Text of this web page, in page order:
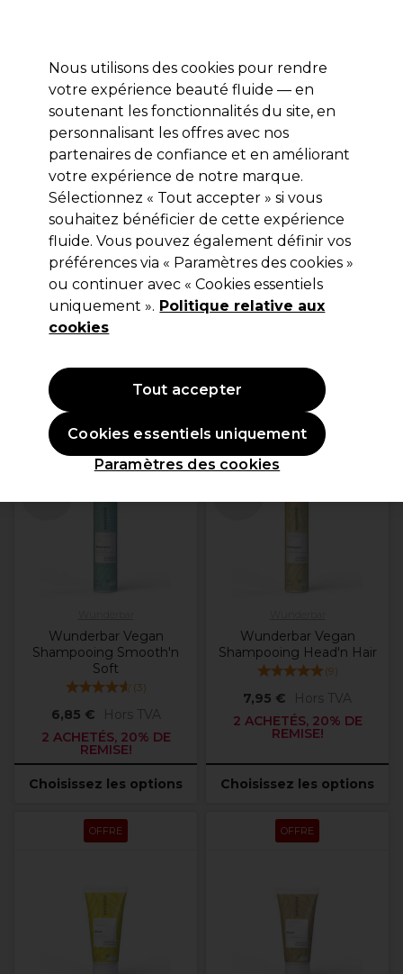
Se connecter
Marques Bons plans Coiffure Electro et Matériel
Livraison et délais
lire la suite
Coiffure Types et conditions de cheveux Pointes fourchues
Pointes fourchues
Des soins fortifiants et scellants pour réduire la casse et
améliorer l’état des pointes.
Trier par:Pertinence
Wunderbar Vegan
Shampooing Smooth'n
Soft
(3)
6,85 €
Hors TVA
2 ACHETÉS, 20% DE
REMISE!
Choisissez les options
Wunderbar Vegan
Shampooing Head'n Hair
(9)
7,95 €
Hors TVA
2 ACHETÉS, 20% DE
REMISE!
Choisissez les options
OFFRE OFFRE
Nous utilisons des cookies pour rendre
votre expérience beauté fluide — en
soutenant les fonctionnalités du site, en
personnalisant les offres avec nos
partenaires de confiance et en améliorant
votre expérience de notre marque.
Sélectionnez « Tout accepter » si vous
souhaitez bénéficier de cette expérience
fluide. Vous pouvez également définir vos
préférences via « Paramètres des cookies »
ou continuer avec « Cookies essentiels
uniquement ». Politique relative aux
cookies
Paramètres des cookies
Cookies essentiels uniquement
Tout accepter